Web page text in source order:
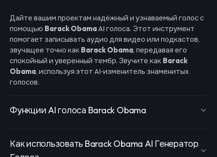
Дайте вашим проектам надёжный и узнаваемый голос с
помощью Barack ObamaAI голоса. Этот инструмент
помогает записывать аудио для видео или подкастов,
звучащее точно как Barack Obama, передавая его
спокойный и уверенный тембр. Звучите как Barack
Obama, используя этот AI‑изменитель знаменитых
голосов.
Функции AI голоса Barack Obama
Как использовать Barack Obama AI Генератор